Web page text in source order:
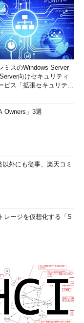
ミスのWindows Server
向けセキュリティ
ビス「拡張セキュリティ
Owners」3選
外にも従事、楽天コミ
レージを仮想化する「S